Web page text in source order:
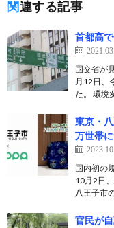
関連する記事
首都高
国交省が
月12日、
た。 環境
東京・
万世帯
国内初の
10月2日
八王子市
官民が